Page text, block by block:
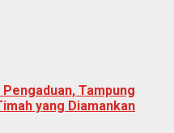
Tampung
yang Diamankan